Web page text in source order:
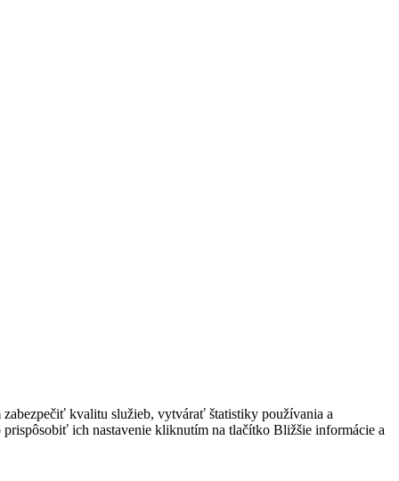
zabezpečiť kvalitu služieb, vytvárať štatistiky používania a
ich nastavenie kliknutím na tlačítko Bližšie informácie a